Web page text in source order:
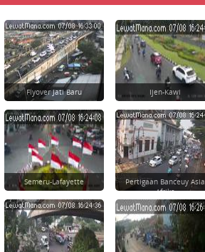
Flyover Jati Baru Ijen-Kawi
Semeru-Lafayette
Pertigaan Banceuy Asia
Afrika